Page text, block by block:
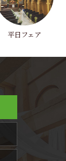
平日フェア